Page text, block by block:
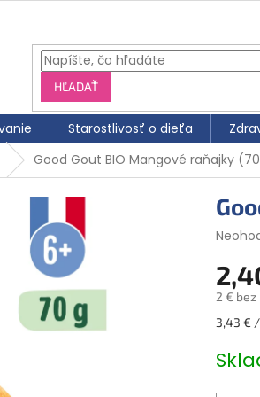
HĽADAŤ
Starostlivosť o dieťa
Good Gout BIO Mangové raňajky
je
0,0
z
2 € bez
3,43 €